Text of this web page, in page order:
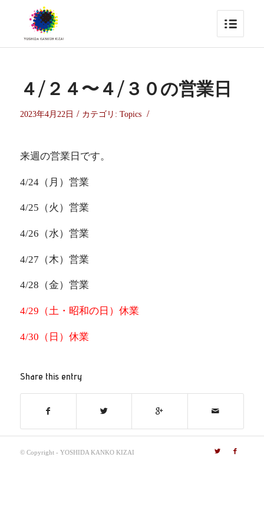
４/２４〜４/３０の営業日
2023年4月22日 / カテゴリ: Topics /
来週の営業日です。
4/24（月）営業
4/25（火）営業
4/26（水）営業
4/27（木）営業
4/28（金）営業
4/29（土・昭和の日）休業
4/30（日）休業
Share this entry
© Copyright - YOSHIDA KANKO KIZAI